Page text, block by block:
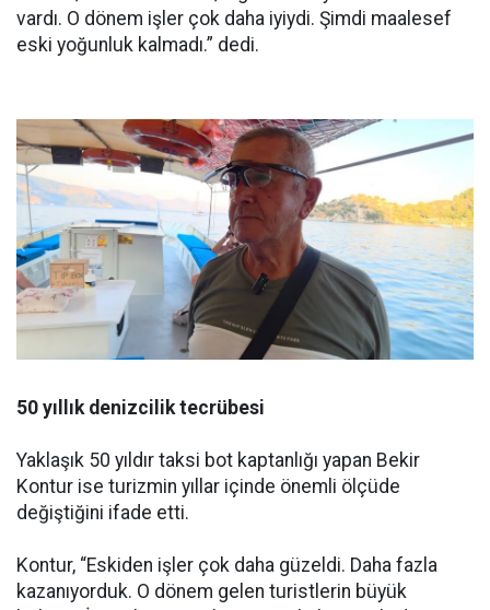
vardı. O dönem işler çok daha iyiydi. Şimdi maalesef
eski yoğunluk kalmadı.” dedi.
50 yıllık denizcilik tecrübesi
Yaklaşık 50 yıldır taksi bot kaptanlığı yapan Bekir
Kontur ise turizmin yıllar içinde önemli ölçüde
değiştiğini ifade etti.
Kontur, “Eskiden işler çok daha güzeldi. Daha fazla
kazanıyorduk. O dönem gelen turistlerin büyük